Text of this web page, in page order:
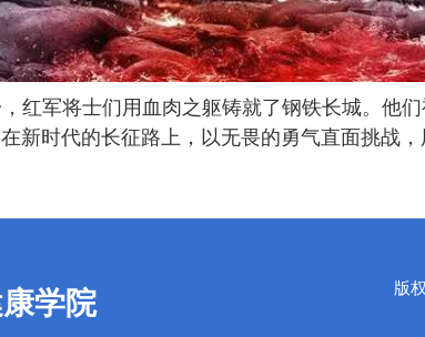
红军将士们用血肉之躯铸就了钢铁长城。他
新时代的长征路上，以无畏的勇气直面挑战，
学院
版